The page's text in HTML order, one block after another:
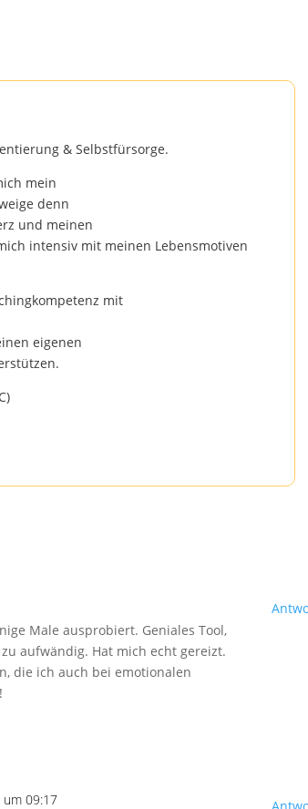
& Selbstfürsorge.
mein
denn
und meinen
intensiv mit meinen Lebensmotiven
mit
eigenen
Male ausprobiert. Geniales Tool,
aufwändig. Hat mich echt gereizt.
die ich auch bei emotionalen
um 09:17